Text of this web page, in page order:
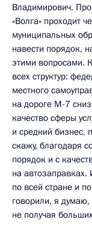
Владимирович.
«Волга» проходит
муниципальных
навести порядок,
этими вопросами.
всех структур:
местного
на дороге М-7
качество сферы
и средний бизнес,
скажу, благодаря
порядок и с
на автозаправках.
по всей стране и
говорили, я
не получая